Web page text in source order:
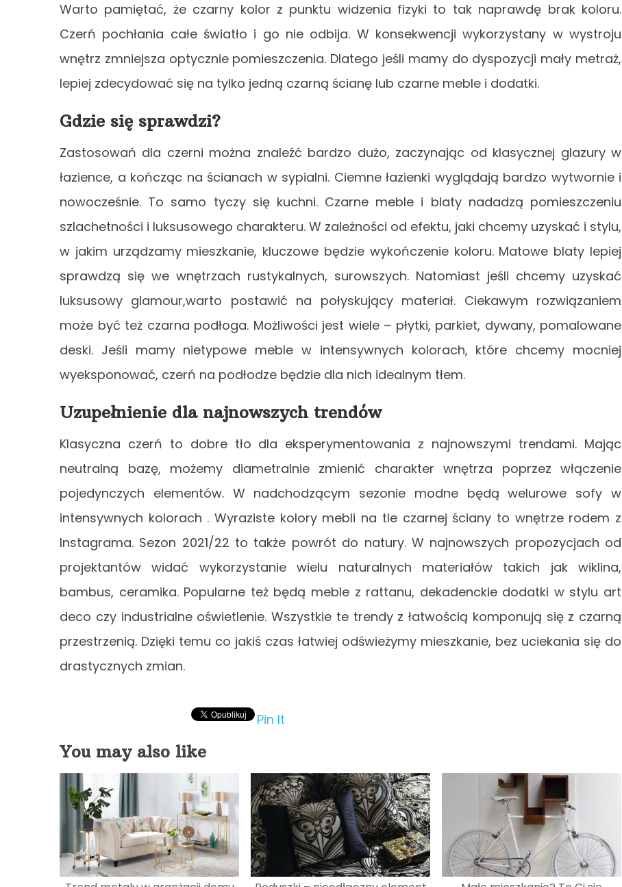
Warto pamiętać, że czarny kolor z punktu widzenia fizyki to tak naprawdę brak koloru.
Czerń pochłania całe światło i go nie odbija. W konsekwencji wykorzystany w wystroju
wnętrz zmniejsza optycznie pomieszczenia. Dlatego jeśli mamy do dyspozycji mały metraż,
lepiej zdecydować się na tylko jedną czarną ścianę lub czarne meble i dodatki.
Gdzie się sprawdzi?
Zastosowań dla czerni można znaleźć bardzo dużo, zaczynając od klasycznej glazury w
łazience, a kończąc na ścianach w sypialni. Ciemne łazienki wyglądają bardzo wytwornie i
nowocześnie. To samo tyczy się kuchni. Czarne meble i blaty nadadzą pomieszczeniu
szlachetności i luksusowego charakteru. W zależności od efektu, jaki chcemy uzyskać i stylu,
w jakim urządzamy mieszkanie, kluczowe będzie wykończenie koloru. Matowe blaty lepiej
sprawdzą się we wnętrzach rustykalnych, surowszych. Natomiast jeśli chcemy uzyskać
luksusowy glamour,warto postawić na połyskujący materiał. Ciekawym rozwiązaniem
może być też czarna podłoga. Możliwości jest wiele – płytki, parkiet, dywany, pomalowane
deski. Jeśli mamy nietypowe meble w intensywnych kolorach, które chcemy mocniej
wyeksponować, czerń na podłodze będzie dla nich idealnym tłem.
Uzupełnienie dla najnowszych trendów
Klasyczna czerń to dobre tło dla eksperymentowania z najnowszymi trendami. Mając
neutralną bazę, możemy diametralnie zmienić charakter wnętrza poprzez włączenie
pojedynczych elementów. W nadchodzącym sezonie modne będą welurowe sofy w
intensywnych kolorach . Wyraziste kolory mebli na tle czarnej ściany to wnętrze rodem z
Instagrama. Sezon 2021/22 to także powrót do natury. W najnowszych propozycjach od
projektantów widać wykorzystanie wielu naturalnych materiałów takich jak wiklina,
bambus, ceramika. Popularne też będą meble z rattanu, dekadenckie dodatki w stylu art
deco czy industrialne oświetlenie. Wszystkie te trendy z łatwością komponują się z czarną
przestrzenią. Dzięki temu co jakiś czas łatwiej odświeżymy mieszkanie, bez uciekania się do
drastycznych zmian.
Pin It
You may also like